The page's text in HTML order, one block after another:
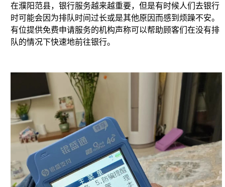
在濮阳范县，银行服务越来越重要，但是有时候人们去银行
时可能会因为排队时间过长或是其他原因而感到烦躁不安。
有位提供免费申请服务的机构声称可以帮助顾客们在没有排
队的情况下快速地前往银行。